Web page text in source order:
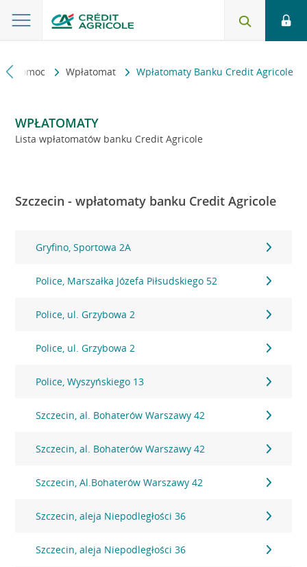
i pomoc Wpłatomat Wpłatomaty Banku Credit Agricole
WPŁATOMATY
Lista wpłatomatów banku Credit Agricole
Szczecin - wpłatomaty banku Credit Agricole
Gryfino, Sportowa 2A
Police, Marszałka Józefa Piłsudskiego 52
Police, ul. Grzybowa 2
Police, ul. Grzybowa 2
Police, Wyszyńskiego 13
Szczecin, al. Bohaterów Warszawy 42
Szczecin, al. Bohaterów Warszawy 42
Szczecin, Al.Bohaterów Warszawy 42
Szczecin, aleja Niepodległości 36
Szczecin, aleja Niepodległości 36